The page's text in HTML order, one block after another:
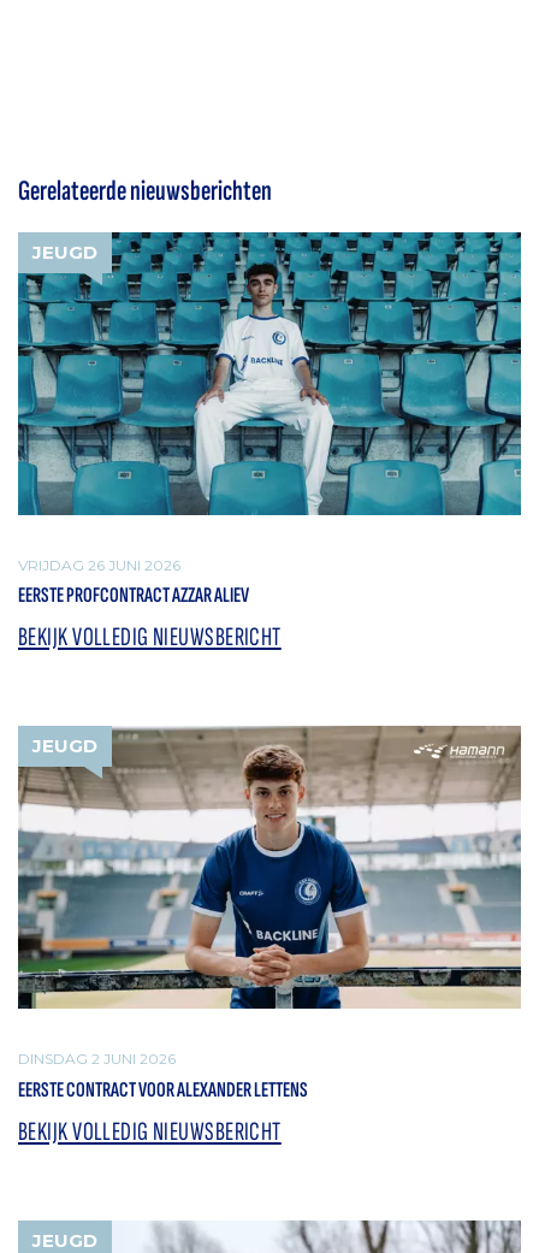
Gerelateerde nieuwsberichten
JEUGD
VRIJDAG 26 JUNI 2026
EERSTE PROFCONTRACT AZZAR ALIEV
BEKIJK VOLLEDIG NIEUWSBERICHT
JEUGD
DINSDAG 2 JUNI 2026
EERSTE CONTRACT VOOR ALEXANDER LETTENS
BEKIJK VOLLEDIG NIEUWSBERICHT
JEUGD